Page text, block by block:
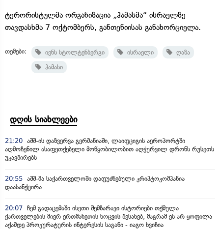
ტერორისტულმა ორგანიზაცია „ჰამასმა“ ისრაელზე
თავდასხმა 7 ოქტომბერს, განთენიისას განახორციელა.
თემები: იენს სტოლტენბერგი ისრაელი
ღაზა
ჰამასი
დღის სიახლეები
21:20 აშშ-ის დაზვერვა გერმანიაში, ლაიფციგის აეროპორტში
აღმოჩენილ ასაფეთქებელი მოწყობილობით აღჭურვილ დრონს რუსეთს
უკავშირებს
20:55 აშშ-მა საქართველოში დაფუძნებული კრიპტოკომპანია
დაასანქცირა
20:07 ჩემ გადაცემაში ისეთი შემზარავი ისტორიები თქმულა
ქართველების მიერ ერთმანეთის ხოცვის შესახებ, მაგრამ ეს არ ყოფილა
აქამდე პროკურატურის ინტერესის საგანი - იაგო ხვიჩია